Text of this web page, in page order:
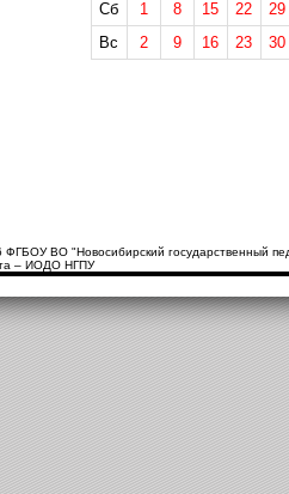
Сб
1 8 15 22
29
Вс
2 9 16 23 30
ВО "Новосибирский государственный
– ИОДО НГПУ